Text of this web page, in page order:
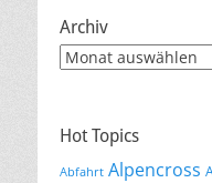
Archiv
Archiv
Hot Topics
Abfahrt Alpencross